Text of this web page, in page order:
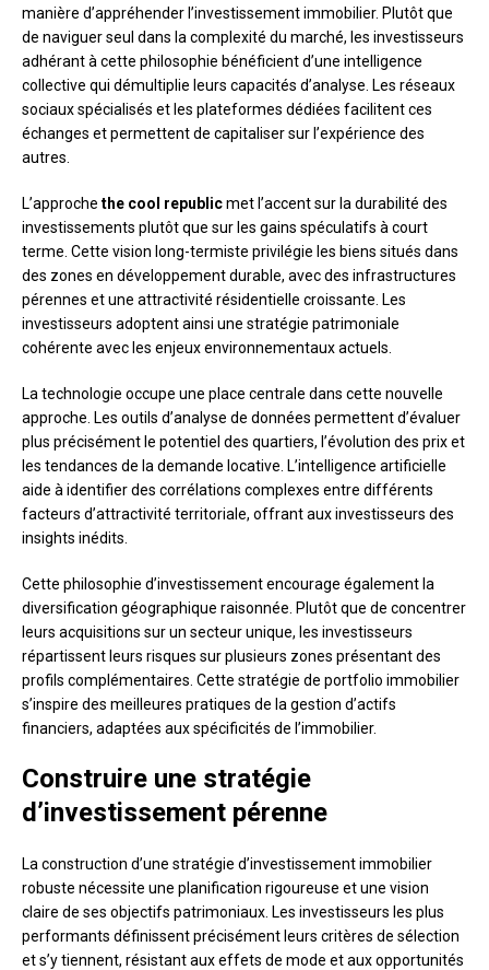
manière d’appréhender l’investissement immobilier. Plutôt que
de naviguer seul dans la complexité du marché, les investisseurs
adhérant à cette philosophie bénéficient d’une intelligence
collective qui démultiplie leurs capacités d’analyse. Les réseaux
sociaux spécialisés et les plateformes dédiées facilitent ces
échanges et permettent de capitaliser sur l’expérience des
autres.
L’approche the cool republicmet l’accent sur la durabilité des
investissements plutôt que sur les gains spéculatifs à court
terme. Cette vision long-termiste privilégie les biens situés dans
des zones en développement durable, avec des infrastructures
pérennes et une attractivité résidentielle croissante. Les
investisseurs adoptent ainsi une stratégie patrimoniale
cohérente avec les enjeux environnementaux actuels.
La technologie occupe une place centrale dans cette nouvelle
approche. Les outils d’analyse de données permettent d’évaluer
plus précisément le potentiel des quartiers, l’évolution des prix et
les tendances de la demande locative. L’intelligence artificielle
aide à identifier des corrélations complexes entre différents
facteurs d’attractivité territoriale, offrant aux investisseurs des
insights inédits.
Cette philosophie d’investissement encourage également la
diversification géographique raisonnée. Plutôt que de concentrer
leurs acquisitions sur un secteur unique, les investisseurs
répartissent leurs risques sur plusieurs zones présentant des
profils complémentaires. Cette stratégie de portfolio immobilier
s’inspire des meilleures pratiques de la gestion d’actifs
financiers, adaptées aux spécificités de l’immobilier.
Construire une stratégie
d’investissement pérenne
La construction d’une stratégie d’investissement immobilier
robuste nécessite une planification rigoureuse et une vision
claire de ses objectifs patrimoniaux. Les investisseurs les plus
performants définissent précisément leurs critères de sélection
et s’y tiennent, résistant aux effets de mode et aux opportunités